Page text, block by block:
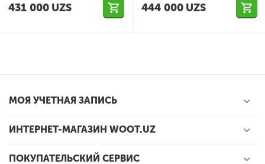
431 000 UZS 444 000 UZS
МОЯ УЧЕТНАЯ ЗАПИСЬ
ИНТЕРНЕТ-МАГАЗИН WOOT.UZ
ПОКУПАТЕЛЬСКИЙ СЕРВИС